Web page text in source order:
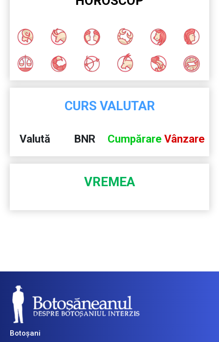
CURS VALUTAR
Valută BNR Cumpărare Vânzare
VREMEA
Botoșani